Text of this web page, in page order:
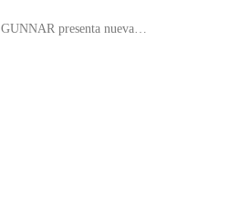
GUNNAR presenta nueva…